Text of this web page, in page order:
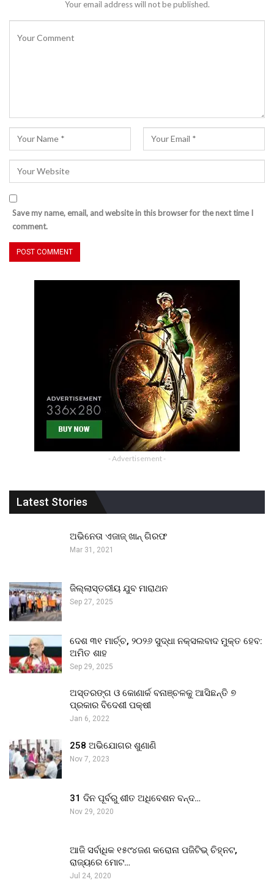
Your email address will not be published.
Save my name, email, and website in this browser for the next time I
comment.
- Advertisement -
Latest Stories
ଅଭିନେତା ଏଜାଜ୍ ଖାନ୍ ଗିରଫ
Mar 31, 2021
ଜିଲ୍ଲାସ୍ତରୀୟ ଯୁବ ମାରାଥନ
Sep 27, 2025
ଦେଶ ୩୧ ମାର୍ଚ୍ଚ, ୨୦୨୬ ସୁଦ୍ଧା ନକ୍ସଲବାଦ ମୁକ୍ତ ହେବ:
ଅମିତ ଶାହ
Sep 29, 2025
ଅସ୍ତରଙ୍ଗ ଓ କୋଣାର୍କ ବନାଞ୍ଚଳକୁ ଆସିଛନ୍ତି ୭
ପ୍ରକାର ବିଦେଶୀ ପକ୍ଷୀ
Jan 6, 2022
258 ଅଭିଯୋଗର ଶୁଣାଣି
Nov 7, 2023
31 ଦିନ ପୂର୍ବରୁ ଶୀତ ଅଧିବେଶନ ବନ୍ଦ…
Nov 29, 2020
ଆଜି ସର୍ବାଧିକ ୧୫୯୪ଜଣ କରୋନା ପଜିଟିଭ୍ ଚିହ୍ନଟ,
ରାଜ୍ୟରେ ମୋଟ…
Jul 24, 2020